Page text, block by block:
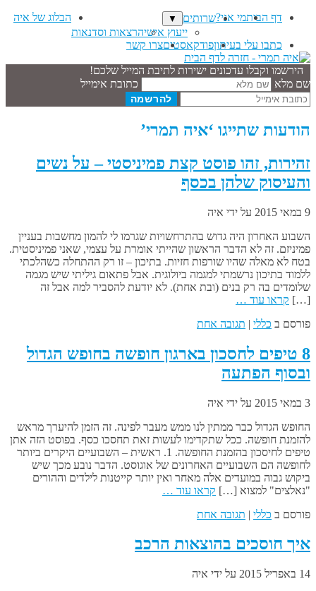
דף הביתמי אני?שרותים ▼
ייעוץ אישיהרצאות וסדנאות
הבלוג של איה
כתבו עלי בעיתוןפודקאסטיםצרו קשר
הירשמו וקבלו עדכונים ישירות לתיבת המייל שלכם!
שם מלא
כתובת אימייל
הודעות שתייגו ‘איה תמרי’
זהירות, זהו פוסט קצת פמיניסטי – על נשים
והעיסוק שלהן בכסף
9 במאי 2015 על ידי איה
השבוע האחרון היה גדוש בהתרחשויות שגרמו לי להמון מחשבות בעניין
פמיניזם. זה לא הדבר הראשון שהייתי אומרת על עצמי, שאני פמיניסטית.
בטח לא מאלה שהיו שורפות חזיות. בתיכון – זו רק ההתחלה כשהלכתי
ללמוד בתיכון נרשמתי למגמה ביולוגית. אבל פתאום גיליתי שיש מגמה
שלומדים בה רק בנים (ובת אחת). לא יודעת להסביר למה אבל זה
[…] קראו עוד …
פורסם ב כללי | תגובה אחת
8 טיפים לחסכון בארגון חופשה בחופש הגדול
ובסוף הפתעה
3 במאי 2015 על ידי איה
החופש הגדול כבר ממתין לנו ממש מעבר לפינה. זה הזמן להיערך מראש
להזמנת חופשה. ככל שתקדימו לעשות זאת תחסכו כסף. בפוסט הזה אתן
טיפים לחיסכון בהזמנת החופשה. 1. ראשית – השבועיים היקרים ביותר
לחופשה הם השבועיים האחרונים של אוגוסט. הדבר נובע מכך שיש
ביקוש גבוה במועדים אלה מאחר ואין יותר קייטנות לילדים וההורים
"נאלצים" למצוא […] קראו עוד …
פורסם ב כללי | תגובה אחת
איך חוסכים בהוצאות הרכב
14 באפריל 2015 על ידי איה